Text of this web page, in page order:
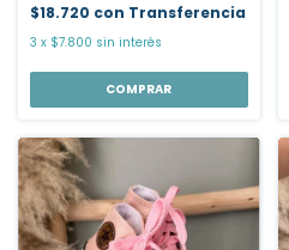
$18.720 con Transferencia
3 x $7.800 sin interés
COMPRAR